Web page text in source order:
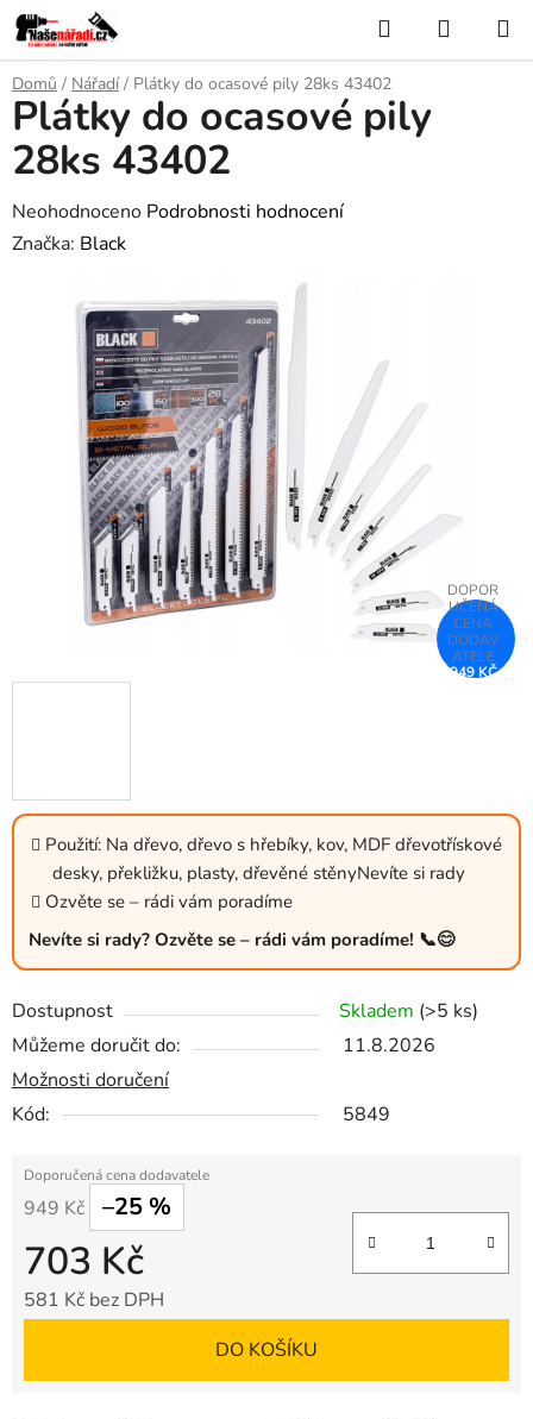
Přejít
na
obsah
Hledat
KOŠÍK
Domů / Nářadí / Plátky do ocasové pily 28ks 43402
Použití: Na dřevo, dřevo s hřebíky, kov, MDF dřevotřískové
desky, překližku, plasty, dřevěné stěnyNevíte si rady
Ozvěte se – rádi vám poradíme
Nevíte si rady? Ozvěte se – rádi vám poradíme! 📞😊
Dostupnost Skladem (>5 ks)
Můžeme doručit do:
11.8.2026
Možnosti doručení
Kód:
5849
949 Kč –25 %
703 Kč
581 Kč bez DPH
DO KOŠÍKU
Plátky do ocasové pily
28ks 43402
Průměrné
hodnocení
hvězdiček.
Neohodnoceno Podrobnosti hodnocení
Značka: Black
949 KČ